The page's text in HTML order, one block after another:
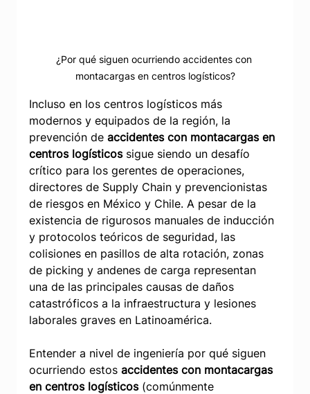
¿Por qué siguen ocurriendo accidentes con
montacargas en centros logísticos?
Incluso en los centros logísticos más
modernos y equipados de la región, la
prevención de accidentes con montacargas en
centros logísticos sigue siendo un desafío
crítico para los gerentes de operaciones,
directores de Supply Chain y prevencionistas
de riesgos en México y Chile. A pesar de la
existencia de rigurosos manuales de inducción
y protocolos teóricos de seguridad, las
colisiones en pasillos de alta rotación, zonas
de picking y andenes de carga representan
una de las principales causas de daños
catastróficos a la infraestructura y lesiones
laborales graves en Latinoamérica.
Entender a nivel de ingeniería por qué siguen
ocurriendo estos accidentes con montacargas
en centros logísticos (comúnmente